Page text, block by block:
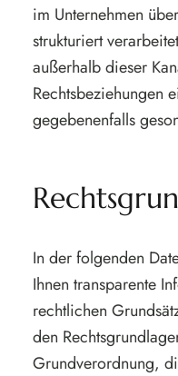
im Unternehmen
strukturiert
außerhalb dieser
Rechtsbeziehungen
gegebenenfalls
In der folgenden
Ihnen transparente
rechtlichen
den
Grundverordnung,